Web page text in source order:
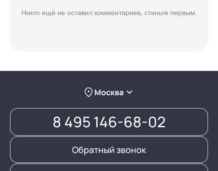
Никто ещё не оставил комментариев, станьте первым.
Москва
8 495 146-68-02
Обратный звонок